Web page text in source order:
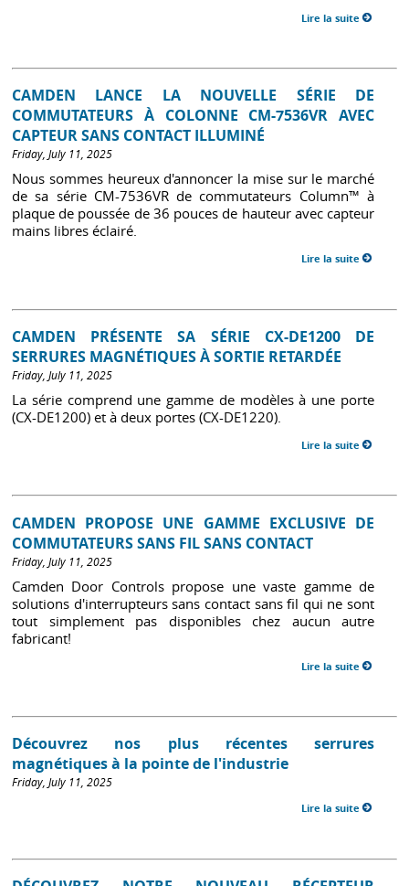
Lire la suite
CAMDEN LANCE LA NOUVELLE SÉRIE DE
COMMUTATEURS À COLONNE CM-7536VR AVEC
CAPTEUR SANS CONTACT ILLUMINÉ
Friday, July 11, 2025
Nous sommes heureux d'annoncer la mise sur le marché
de sa série CM-7536VR de commutateurs Column™ à
plaque de poussée de 36 pouces de hauteur avec capteur
mains libres éclairé.
Lire la suite
CAMDEN PRÉSENTE SA SÉRIE CX-DE1200 DE
SERRURES MAGNÉTIQUES À SORTIE RETARDÉE
Friday, July 11, 2025
La série comprend une gamme de modèles à une porte
(CX-DE1200) et à deux portes (CX-DE1220).
Lire la suite
CAMDEN PROPOSE UNE GAMME EXCLUSIVE DE
COMMUTATEURS SANS FIL SANS CONTACT
Friday, July 11, 2025
Camden Door Controls propose une vaste gamme de
solutions d'interrupteurs sans contact sans fil qui ne sont
tout simplement pas disponibles chez aucun autre
fabricant!
Lire la suite
Découvrez nos plus récentes serrures
magnétiques à la pointe de l'industrie
Friday, July 11, 2025
Lire la suite